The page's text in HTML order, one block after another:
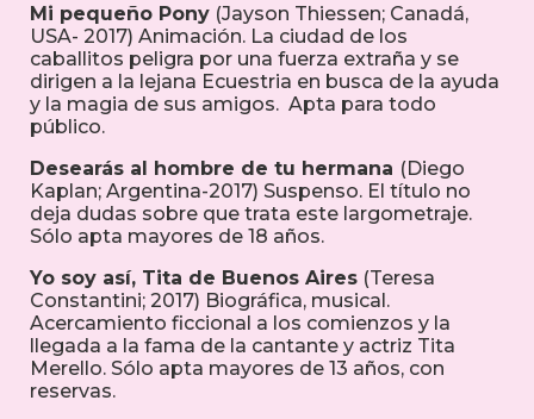
Mi pequeño Pony (Jayson Thiessen; Canadá,
USA- 2017) Animación. La ciudad de los
caballitos peligra por una fuerza extraña y se
dirigen a la lejana Ecuestria en busca de la ayuda
y la magia de sus amigos. Apta para todo
público.
Desearás al hombre de tu hermana (Diego
Kaplan; Argentina-2017) Suspenso. El título no
deja dudas sobre que trata este largometraje.
Sólo apta mayores de 18 años.
Yo soy así, Tita de Buenos Aires (Teresa
Constantini; 2017) Biográfica, musical.
Acercamiento ficcional a los comienzos y la
llegada a la fama de la cantante y actriz Tita
Merello. Sólo apta mayores de 13 años, con
reservas.